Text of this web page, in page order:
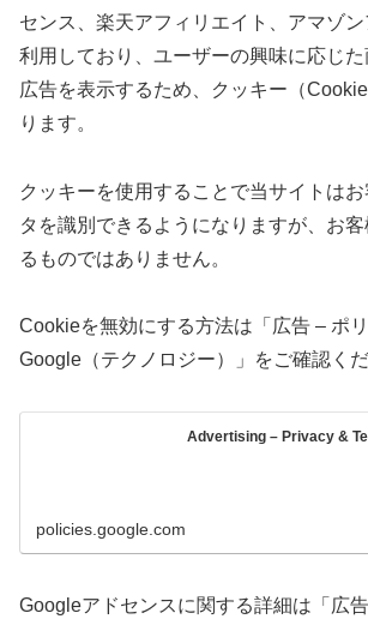
センス、楽天アフィリエイト、アマゾ
利用しており、ユーザーの興味に応じ
広告を表示するため、クッキー（
ります。
クッキーを使用することで当サイトは
タを識別できるようになりますが、お
るものではありません。
Cookieを無効にする方法は「広告 – ポ
Google（テクノロジー）」をご確認くだ
Advertising – Privacy &
policies.google.com
Googleアドセンスに関する詳細は「広